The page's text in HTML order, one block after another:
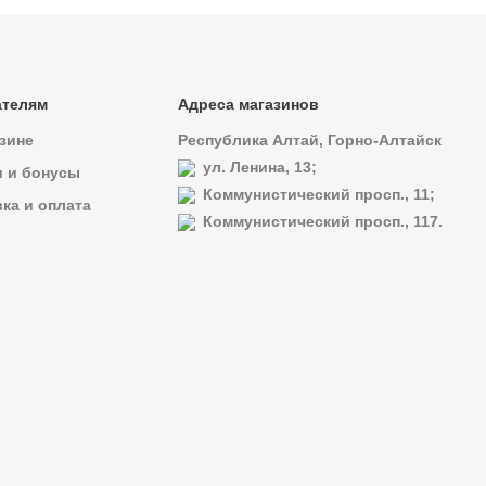
и бонусы
и оплата
Адреса магазинов
Республика Алтай, Горно-Алтайск
ул. Ленина, 13;
Коммунистический просп., 11;
Коммунистический просп., 117.